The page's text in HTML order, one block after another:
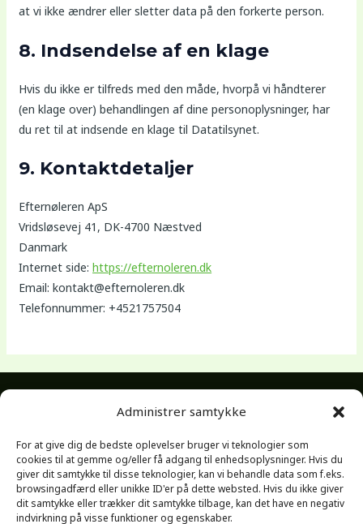
Administrer samtykke
For at give dig de bedste oplevelser bruger vi teknologier som
cookies til at gemme og/eller få adgang til enhedsoplysninger. Hvis du
giver dit samtykke til disse teknologier, kan vi behandle data som f.eks.
browsingadfærd eller unikke ID'er på dette websted. Hvis du ikke giver
dit samtykke eller trækker dit samtykke tilbage, kan det have en negativ
indvirkning på visse funktioner og egenskaber.
at vi ikke ændrer eller sletter data på den forkerte person.
8. Indsendelse af en klage
Hvis du ikke er tilfreds med den måde, hvorpå vi håndterer
(en klage over) behandlingen af ​​dine personoplysninger, har
du ret til at indsende en klage til Datatilsynet.
9. Kontaktdetaljer
Efternøleren ApS
Vridsløsevej 41, DK-4700 Næstved
Danmark
Internet side:https://efternoleren.dk
Email:kontakt@efternoleren.dk
Telefonnummer: +4521757504
(EU)
Privatlivs
politik
(EU)
+45 2175 7504 |
kontakt@efternoleren.dk | Vridsløsevej
41, DK-4700 Næstved | Cvr.
Hvis vi er
bagud er det